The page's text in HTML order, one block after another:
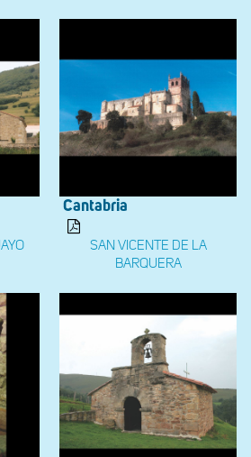
Cantabria
SAN VICENTE DE LA
BARQUERA